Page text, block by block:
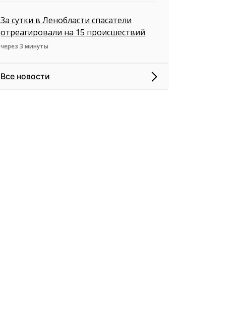
За сутки в Ленобласти спасатели
отреагировали на 15 происшествий
через 3 минуты
Все новости